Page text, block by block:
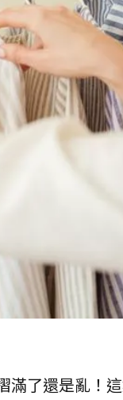
滿了還是亂！